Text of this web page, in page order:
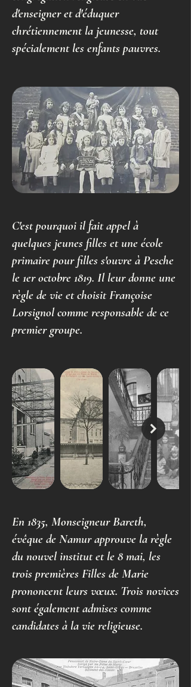
d'enseigner et d'éduquer
chrétiennement la jeunesse, tout
spécialement les enfants pauvres.
C'est pourquoi il fait appel à
quelques jeunes filles et une école
primaire pour filles s'ouvre à Pesche
le 1er octobre 1819. Il leur donne une
règle de vie et choisit Françoise
Lorsignol comme responsable de ce
premier groupe.
En 1835, Monseigneur Bareth,
évêque de Namur approuve la règle
du nouvel institut et le 8 mai, les
trois premières Filles de Marie
prononcent leurs vœux. Trois novices
sont également admises comme
candidates à la vie religieuse.